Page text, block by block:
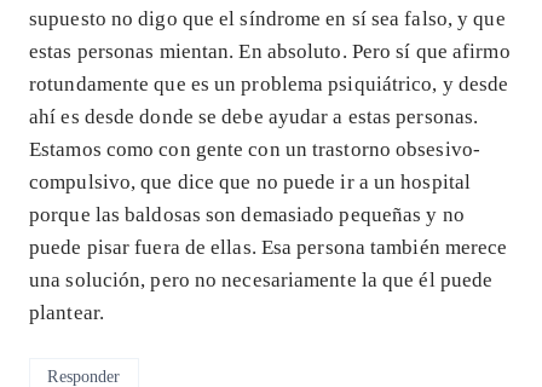
supuesto no digo que el síndrome en sí sea falso, y que
estas personas mientan. En absoluto. Pero sí que afirmo
rotundamente que es un problema psiquiátrico, y desde
ahí es desde donde se debe ayudar a estas personas.
Estamos como con gente con un trastorno obsesivo-
compulsivo, que dice que no puede ir a un hospital
porque las baldosas son demasiado pequeñas y no
puede pisar fuera de ellas. Esa persona también merece
una solución, pero no necesariamente la que él puede
plantear.
Responder